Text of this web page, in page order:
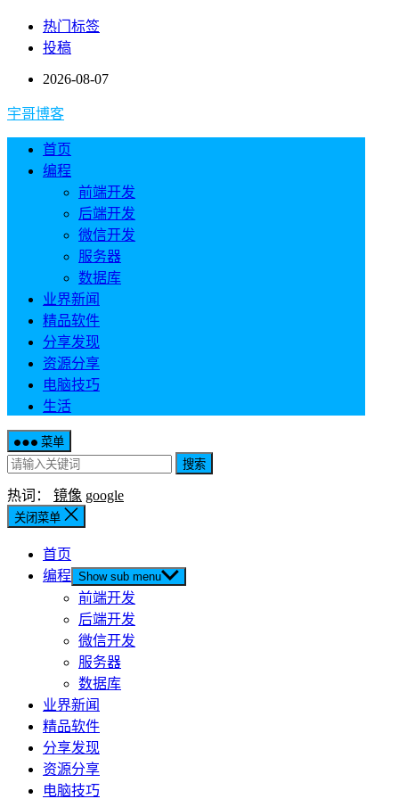
热门标签
投稿
2026-08-07
宇哥博客
首页
编程
前端开发
后端开发
微信开发
服务器
数据库
业界新闻
精品软件
分享发现
资源分享
电脑技巧
生活
菜单
搜索
热词： 镜像 google
关闭菜单
首页
编程 Show sub menu
前端开发
后端开发
微信开发
服务器
数据库
业界新闻
精品软件
分享发现
资源分享
电脑技巧